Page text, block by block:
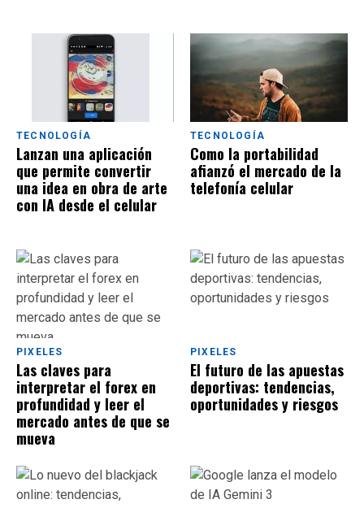
TECNOLOGÍA
Lanzan una aplicación
que permite convertir
una idea en obra de arte
con IA desde el celular
TECNOLOGÍA
Como la portabilidad
afianzó el mercado de la
telefonía celular
PIXELES
Las claves para
interpretar el forex en
profundidad y leer el
mercado antes de que se
mueva
PIXELES
El futuro de las apuestas
deportivas: tendencias,
oportunidades y riesgos